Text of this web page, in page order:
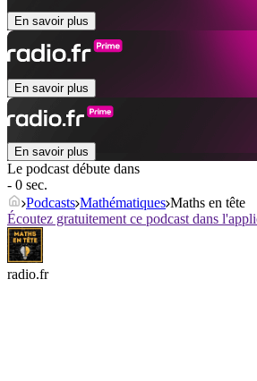
En savoir plus
En savoir plus
En savoir plus
Le podcast débute dans
- 0 sec.
Podcasts Mathématiques Maths en tête
Écoutez gratuitement ce podcast dans
radio.fr